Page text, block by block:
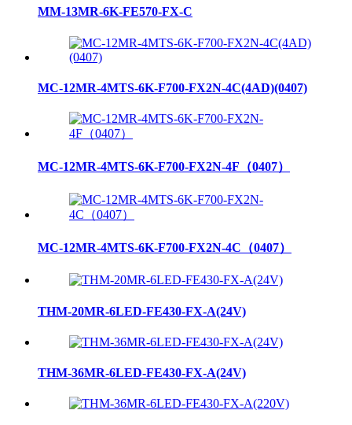
MM-13MR-6K-FE570-FX-C
MC-12MR-4MTS-6K-F700-FX2N-4C(4AD)(0407)
MC-12MR-4MTS-6K-F700-FX2N-4F（0407）
MC-12MR-4MTS-6K-F700-FX2N-4C（0407）
THM-20MR-6LED-FE430-FX-A(24V)
THM-36MR-6LED-FE430-FX-A(24V)